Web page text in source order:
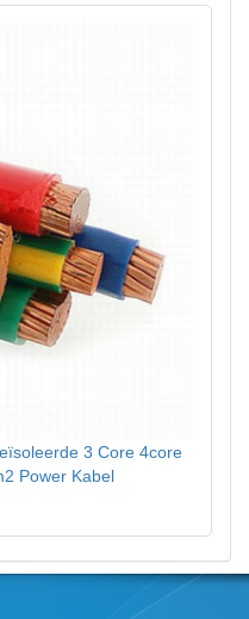
3 Core 4core
Power Kabel